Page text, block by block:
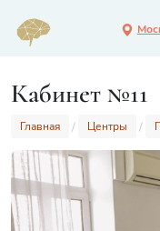
Кабинет №11
Главная Центры